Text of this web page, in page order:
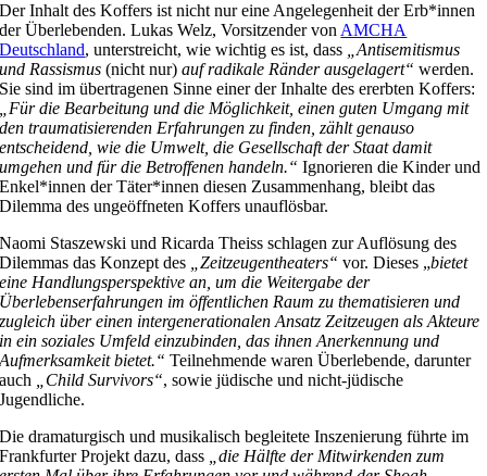
Der Inhalt des Koffers ist nicht nur eine Angelegenheit der Erb*innen
der Überlebenden. Lukas Welz, Vorsitzender vonAMCHA
Deutschland, unterstreicht, wie wichtig es ist, dass „Antisemitismus
und Rassismus (nicht nur)auf radikale Ränder ausgelagert“werden.
Sie sind im übertragenen Sinne einer der Inhalte des ererbten Koffers:
„Für die Bearbeitung und die Möglichkeit, einen guten Umgang mit
den traumatisierenden Erfahrungen zu finden, zählt genauso
entscheidend, wie die Umwelt, die Gesellschaft der Staat damit
umgehen und für die Betroffenen handeln.“Ignorieren die Kinder und
Enkel*innen der Täter*innen diesen Zusammenhang, bleibt das
Dilemma des ungeöffneten Koffers unauflösbar.
Naomi Staszewski und Ricarda Theiss schlagen zur Auflösung des
Dilemmas das Konzept des „Zeitzeugentheaters“ vor. Dieses „bietet
eine Handlungsperspektive an, um die Weitergabe der
Überlebenserfahrungen im öffentlichen Raum zu thematisieren und
zugleich über einen intergenerationalen Ansatz Zeitzeugen als Akteure
in ein soziales Umfeld einzubinden, das ihnen Anerkennung und
Aufmerksamkeit bietet.“ Teilnehmende waren Überlebende, darunter
auch „Child Survivors“, sowie jüdische und nicht-jüdische
Jugendliche.
Die dramaturgisch und musikalisch begleitete Inszenierung führte im
Frankfurter Projekt dazu, dass „die Hälfte der Mitwirkenden zum